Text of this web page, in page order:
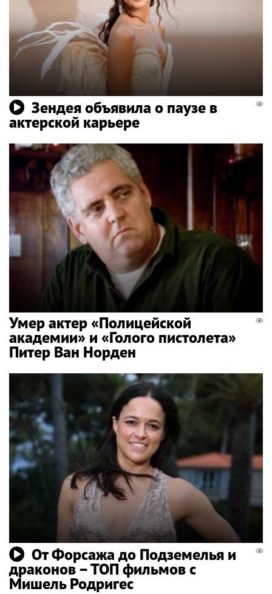
Зендея объявила о паузе в
актерской карьере
Умер актер «Полицейской
академии» и «Голого пистолета»
Питер Ван Норден
От Форсажа до Подземелья и
драконов – ТОП фильмов с
Мишель Родригес